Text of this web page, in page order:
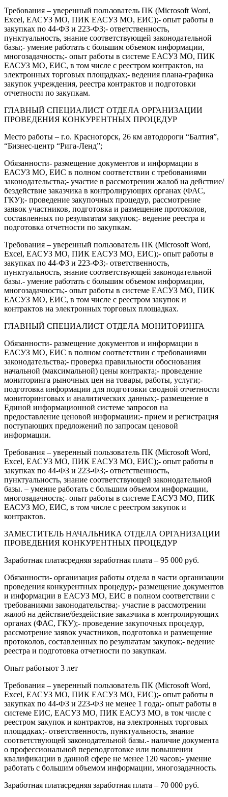
Требования – уверенный пользователь ПК (Microsoft Word,
Excel, ЕАСУЗ МО, ПИК ЕАСУЗ МО, ЕИС);- опыт работы в
закупках по 44-ФЗ и 223-ФЗ;- ответственность,
пунктуальность, знание соответствующей законодательной
базы;- умение работать с большим объемом информации,
многозадачность;- опыт работы в системе ЕАСУЗ МО, ПИК
ЕАСУЗ МО, ЕИС, в том числе с реестром контрактов, на
электронных торговых площадках;- ведения плана-графика
закупок учреждения, реестра контрактов и подготовки
отчетности по закупкам.
ГЛАВНЫЙ СПЕЦИАЛИСТ ОТДЕЛА ОРГАНИЗАЦИИ
ПРОВЕДЕНИЯ КОНКУРЕНТНЫХ ПРОЦЕДУР
Место работы – г.о. Красногорск, 26 км автодороги “Балтия”,
“Бизнес-центр “Рига-Ленд”;
Обязанности- размещение документов и информации в
ЕАСУЗ МО, ЕИС в полном соответствии с требованиями
законодательства;- участие в рассмотрении жалоб на действие/
бездействие заказчика в контролирующих органах (ФАС,
ГКУ);- проведение закупочных процедур, рассмотрение
заявок участников, подготовка и размещение протоколов,
составленных по результатам закупок;- ведение реестра и
подготовка отчетности по закупкам.
Требования – уверенный пользователь ПК (Microsoft Word,
Excel, ЕАСУЗ МО, ПИК ЕАСУЗ МО, ЕИС);- опыт работы в
закупках по 44-ФЗ и 223-ФЗ;- ответственность,
пунктуальность, знание соответствующей законодательной
базы.- умение работать с большим объемом информации,
многозадачность;- опыт работы в системе ЕАСУЗ МО, ПИК
ЕАСУЗ МО, ЕИС, в том числе с реестром закупок и
контрактов на электронных торговых площадках.
ГЛАВНЫЙ СПЕЦИАЛИСТ ОТДЕЛА МОНИТОРИНГА
Обязанности- размещение документов и информации в
ЕАСУЗ МО, ЕИС в полном соответствии с требованиями
законодательства;- проверка правильности обоснования
начальной (максимальной) цены контракта;- проведение
мониторинга рыночных цен на товары, работы, услуги;-
подготовка информации для подготовки сводной отчетности
мониторинговых и аналитических данных;- размещение в
Единой информационной системе запросов на
предоставление ценовой информации;- прием и регистрация
поступающих предложений по запросам ценовой
информации.
Требования – уверенный пользователь ПК (Microsoft Word,
Excel, ЕАСУЗ МО, ПИК ЕАСУЗ МО, ЕИС);- опыт работы в
закупках по 44-ФЗ и 223-ФЗ;- ответственность,
пунктуальность, знание соответствующей законодательной
базы. – умение работать с большим объемом информации,
многозадачность;- опыт работы в системе ЕАСУЗ МО, ПИК
ЕАСУЗ МО, ЕИС, в том числе с реестром закупок и
контрактов.
ЗАМЕСТИТЕЛЬ НАЧАЛЬНИКА ОТДЕЛА ОРГАНИЗАЦИИ
ПРОВЕДЕНИЯ КОНКУРЕНТНЫХ ПРОЦЕДУР
Заработная платасредняя заработная плата – 95 000 руб.
Обязанности- организация работы отдела в части организации
проведения конкурентных процедур;- размещение документов
и информации в ЕАСУЗ МО, ЕИС в полном соответствии с
требованиями законодательства;- участие в рассмотрении
жалоб на действие/бездействие заказчика в контролирующих
органах (ФАС, ГКУ);- проведение закупочных процедур,
рассмотрение заявок участников, подготовка и размещение
протоколов, составленных по результатам закупок;- ведение
реестра и подготовка отчетности по закупкам.
Опыт работыот 3 лет
Требования – уверенный пользователь ПК (Microsoft Word,
Excel, ЕАСУЗ МО, ПИК ЕАСУЗ МО, ЕИС);- опыт работы в
закупках по 44-ФЗ и 223-ФЗ не менее 1 года;- опыт работы в
системе ЕИС, ЕАСУЗ МО, ПИК ЕАСУЗ МО, в том числе с
реестром закупок и контрактов, на электронных торговых
площадках;- ответственность, пунктуальность, знание
соответствующей законодательной базы.- наличие документа
о профессиональной переподготовке или повышении
квалификации в данной сфере не менее 120 часов;- умение
работать с большим объемом информации, многозадачность.
Заработная платасредняя заработная плата – 70 000 руб.